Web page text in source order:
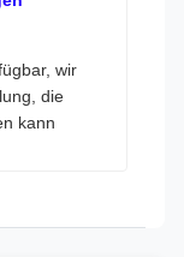
wir
die
kann